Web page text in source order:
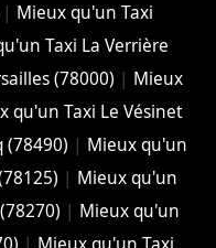
| Mieux qu'un Taxi
Taxi La Verrière
(78000) | Mieux
qu'un Taxi Le Vésinet
(78490) | Mieux qu'un
| Mieux qu'un
| Mieux qu'un